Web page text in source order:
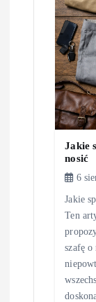
Jakie
nosić
6
Jakie
Ten
szafę o